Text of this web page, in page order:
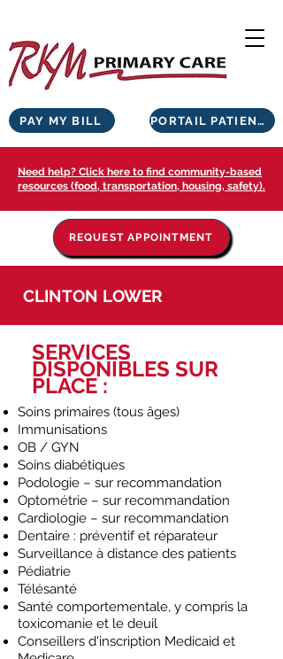
PORTAIL PATIENTS
PAY MY BILL
Need help? Click here to find community-based
resources (food, transportation, housing, safety).
REQUEST APPOINTMENT
CLINTON LOWER
SERVICES
DISPONIBLES SUR
PLACE :
Soins primaires (tous âges)
Immunisations
OB / GYN
Soins diabétiques
Podologie – sur recommandation
Optométrie – sur recommandation
Cardiologie – sur recommandation
Dentaire : préventif et réparateur
Surveillance à distance des patients​
Pédiatrie
Télésanté
Santé comportementale, y compris la
toxicomanie et le deuil
Conseillers d'inscription Medicaid et